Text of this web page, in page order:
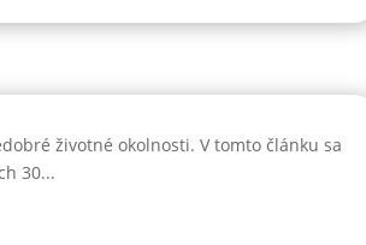
životné okolnosti. V tomto článku sa
30...